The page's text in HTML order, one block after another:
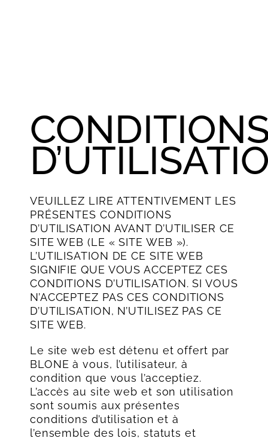
VEUILLEZ LIRE ATTENTIVEMENT LES
PRÉSENTES CONDITIONS
D’UTILISATION AVANT D’UTILISER CE
SITE WEB (LE « SITE WEB »).
L’UTILISATION DE CE SITE WEB
SIGNIFIE QUE VOUS ACCEPTEZ CES
CONDITIONS D’UTILISATION. SI VOUS
N’ACCEPTEZ PAS CES CONDITIONS
D’UTILISATION, N’UTILISEZ PAS CE
SITE WEB.
Le site web est détenu et offert par
BLONE à vous, l’utilisateur, à
condition que vous l’acceptiez.
L’accès au site web et son utilisation
sont soumis aux présentes
conditions d’utilisation et à
l’ensemble des lois, statuts et